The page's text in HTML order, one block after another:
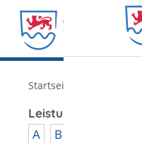
Startseite
Leistungen von A - Z
A B